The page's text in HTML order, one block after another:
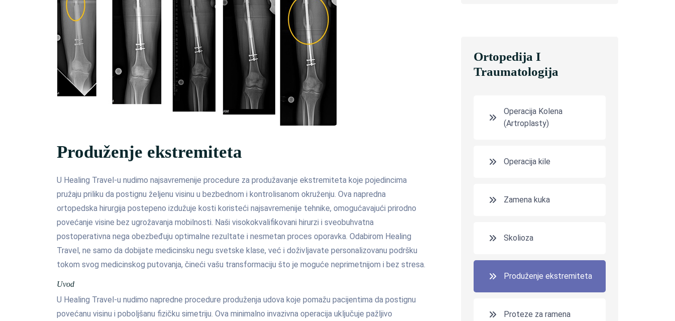
Produženje ekstremiteta
U Healing Travel-u nudimo najsavremenije procedure za produžavanje ekstremiteta koje pojedincima
pružaju priliku da postignu željenu visinu u bezbednom i kontrolisanom okruženju. Ova napredna
ortopedska hirurgija postepeno izdužuje kosti koristeći najsavremenije tehnike, omogućavajući prirodno
povećanje visine bez ugrožavanja mobilnosti. Naši visokokvalifikovani hirurzi i sveobuhvatna
postoperativna nega obezbeđuju optimalne rezultate i nesmetan proces oporavka. Odabirom Healing
Travel, ne samo da dobijate medicinsku negu svetske klase, već i doživljavate personalizovanu podršku
tokom svog medicinskog putovanja, čineći vašu transformaciju što je moguće neprimetnijom i bez stresa.
Uvod
U Healing Travel-u nudimo napredne procedure produženja udova koje pomažu pacijentima da postignu
povećanu visinu i poboljšanu fizičku simetriju. Ova minimalno invazivna operacija uključuje pažljivo
Ortopedija I
Traumatologija
Operacija Kolena
(Artroplasty)
Operacija kile
Zamena kuka
Skolioza
Produženje ekstremiteta
Proteze za ramena